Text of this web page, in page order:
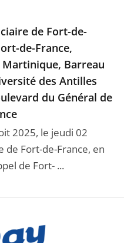
de Fort-de-
de-France,
Barreau
des Antilles
du Général de
2025, le jeudi 02
de Fort-de-France, en
de Fort- ...